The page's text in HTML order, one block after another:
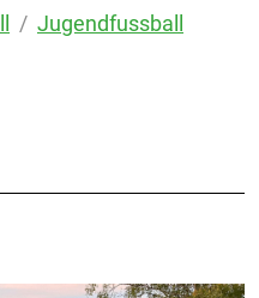
Jugendfussball